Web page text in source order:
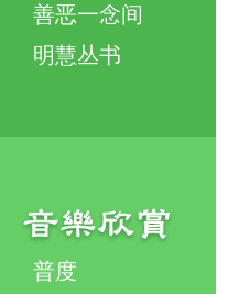
善恶一念间
明慧丛书
普度